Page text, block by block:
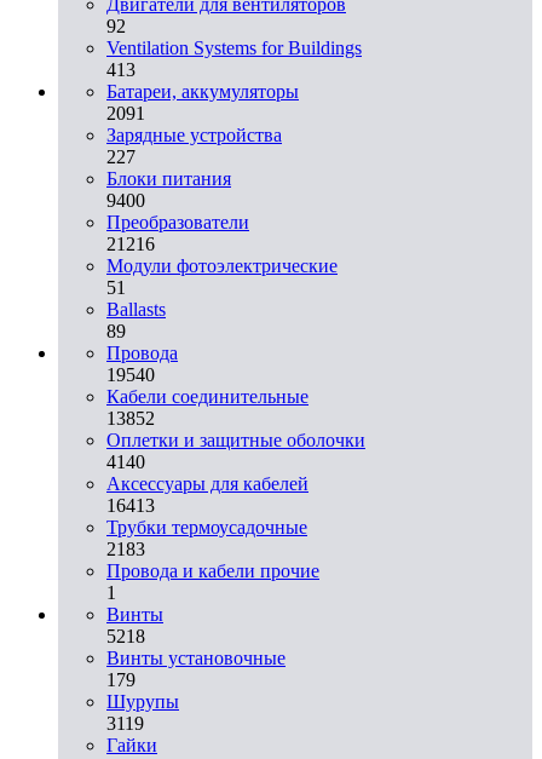
92
Ventilation Systems for Buildings
413
Батареи, аккумуляторы
2091
Зарядные устройства
227
Блоки питания
9400
Преобразователи
21216
Модули фотоэлектрические
51
Ballasts
89
Провода
19540
Кабели соединительные
13852
Оплетки и защитные оболочки
4140
Аксессуары для кабелей
16413
Трубки термоусадочные
2183
Провода и кабели прочие
1
Винты
5218
Винты установочные
179
Шурупы
3119
Гайки